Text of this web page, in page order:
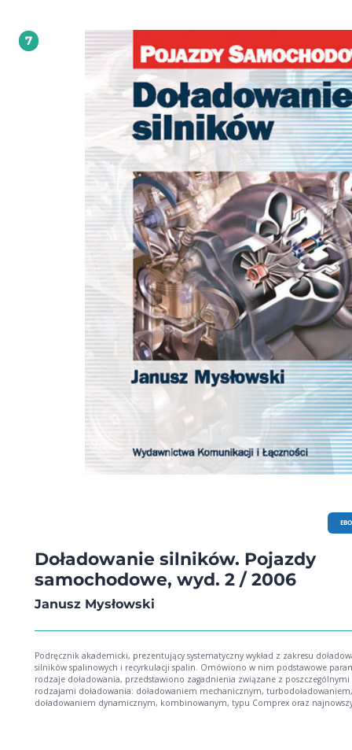
7
Doładowanie silników. Pojazdy
samochodowe, wyd. 2 / 2006
Janusz Mysłowski
Podręcznik akademicki, prezentujący systematyczny wykład z zakresu
silników spalinowych i recyrkulacji spalin. Omówiono w nim podstawowe
rodzaje doładowania, przedstawiono zagadnienia związane z poszczególnymi
rodzajami doładowania: doładowaniem mechanicznym, turbodoładowaniem,
doładowaniem dynamicznym, kombinowanym, typu Comprex oraz